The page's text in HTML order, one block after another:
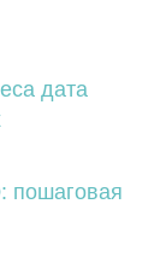
дата
пошаговая